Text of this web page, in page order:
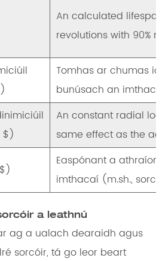
An calculated
revolutions with 90%
Tomhas ar chumas
bunúsach an
$)
An constant radial
same effect as the
Easpónant a
imthacaí (m.sh.,
a leathnú
ag a ualach dearaidh agus
sorcóir, tá go leor beart